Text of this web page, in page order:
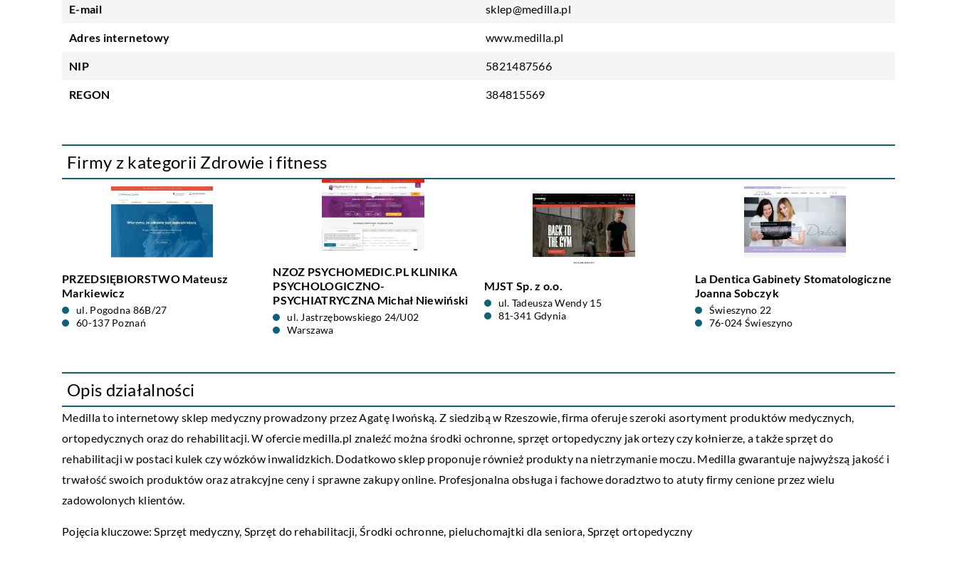
E-mail sklep@medilla.pl
Adres internetowy www.medilla.pl
NIP 5821487566
REGON 384815569
Firmy z kategorii Zdrowie i fitness
PRZEDSIĘBIORSTWO Mateusz
Markiewicz
ul. Pogodna 86B/27
60-137 Poznań
NZOZ PSYCHOMEDIC.PL KLINIKA
PSYCHOLOGICZNO-
PSYCHIATRYCZNA Michał Niewiński
ul. Jastrzębowskiego 24/U02
Warszawa
MJST Sp. z o.o.
ul. Tadeusza Wendy 15
81-341 Gdynia
La Dentica Gabinety Stomatologiczne
Joanna Sobczyk
Świeszyno 22
76-024 Świeszyno
Opis działalności
Medilla to internetowy sklep medyczny prowadzony przez Agatę Iwońską. Z siedzibą w Rzeszowie, firma oferuje szeroki asortyment produktów medycznych,
ortopedycznych oraz do rehabilitacji. W ofercie medilla.pl znaleźć można środki ochronne, sprzęt ortopedyczny jak ortezy czy kołnierze, a także sprzęt do
rehabilitacji w postaci kulek czy wózków inwalidzkich. Dodatkowo sklep proponuje również produkty na nietrzymanie moczu. Medilla gwarantuje najwyższą jakość i
trwałość swoich produktów oraz atrakcyjne ceny i sprawne zakupy online. Profesjonalna obsługa i fachowe doradztwo to atuty firmy cenione przez wielu
zadowolonych klientów.
Pojęcia kluczowe: Sprzęt medyczny, Sprzęt do rehabilitacji, Środki ochronne, pieluchomajtki dla seniora, Sprzęt ortopedyczny